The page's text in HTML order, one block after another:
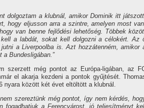
dolgoztam a klubnál, amikor Dominik itt
hogy eljusson arra a szintre, amelyen most
van benne fejlődési lehetőség. Többek
a labdát, sokat kell dolgozni a célokért. Az
a Liverpoolba is. Azt hozzátenném, amikor
Bundesligában.”
szerzett még pontot az Európa-ligában, az
el akarja kezdeni a pontok gyűjtését.
nyara között két évet eltöltött a klubnál.
szereztünk még pontot, így nem kérdés,
fogadhatjuk a Ferencvárost, jó teljesítményt